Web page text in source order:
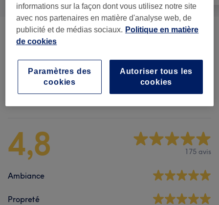
Manucure à partir de 5 €
Beauté Des Pieds (6) à partir de 10 €
4,8 175 avis
Ambiance
Propreté
informations sur la façon dont vous utilisez notre site
avec nos partenaires en matière d'analyse web, de
publicité et de médias sociaux. Politique en matière
de cookies
Autoriser tous les
cookies
Paramètres des
cookies